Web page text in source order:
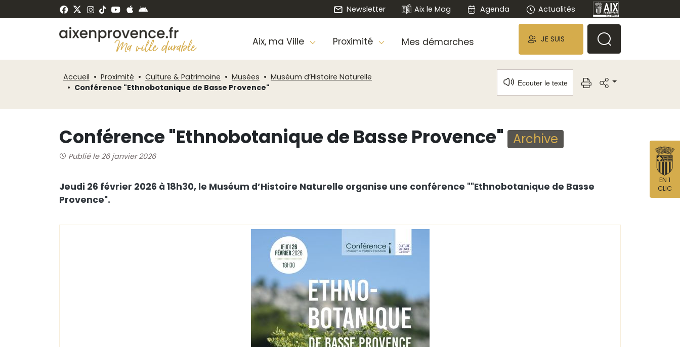
Newsletter Aix le Mag Agenda Actualités
Aix, ma Ville Proximité Mes démarches JE SUIS
Accueil Proximité Culture & Patrimoine Musées
Muséum d’Histoire Naturelle
Conférence "Ethnobotanique de Basse Provence"
Ecouter le texte
Conférence "Ethnobotanique de Basse Provence" Archive
Publié le 26 janvier 2026
Jeudi 26 février 2026 à 18h30, le Muséum d’Histoire Naturelle organise une conférence ""Ethnobotanique de Basse
Provence".
EN 1
CLIC
de
Panneau de gestion des cookies